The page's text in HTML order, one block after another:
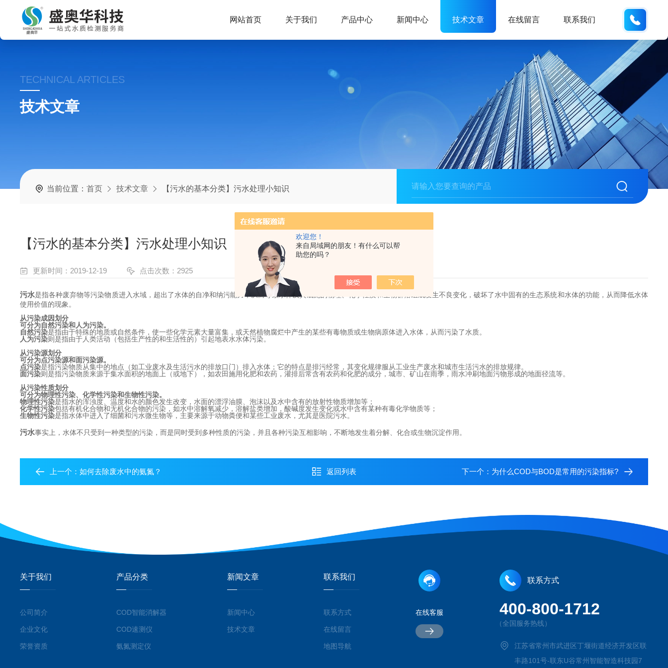
欢迎您！
来自局域网的朋友！有什么可以帮
助您的吗？
网站首页 关于我们 产品中心 新闻中心 技术文章 在线留言 联系我们
TECHNICAL ARTICLES
技术文章
当前位置：首页 技术文章 【污水的基本分类】污水处理小知识
【污水的基本分类】污水处理小知识
更新时间：2019-12-19 点击次数：2925
污水是指各种废弃物等污染物质进入水域，超出了水体的自净和纳污能力，从而导致水体及其底泥的物理、化学性质和生物群落组成发生不良变化，破坏了水中固有的生态系统和水体的功能，从而降低水体
使用价值的现象。
从污染成因划分
可分为自然污染和人为污染。
自然污染是指由于特殊的地质或自然条件，使一些化学元素大量富集，或天然植物腐烂中产生的某些有毒物质或生物病原体进入水体，从而污染了水质。
人为污染则是指由于人类活动（包括生产性的和生活性的）引起地表水水体污染。
从污染源划分
可分为点污染源和面污染源。
点污染是指污染物质从集中的地点（如工业废水及生活污水的排放口门）排入水体；它的特点是排污经常，其变化规律服从工业生产废水和城市生活污水的排放规律。
面污染则是指污染物质来源于集水面积的地面上（或地下），如农田施用化肥和农药，灌排后常含有农药和化肥的成分，城市、矿山在雨季，雨水冲刷地面污物形成的地面径流等。
从污染性质划分
可分为物理性污染、化学性污染和生物性污染。
物理性污染是指水的浑浊度、温度和水的颜色发生改变，水面的漂浮油膜、泡沫以及水中含有的放射性物质增加等；
化学性污染包括有机化合物和无机化合物的污染，如水中溶解氧减少，溶解盐类增加，酸碱度发生变化或水中含有某种有毒化学物质等；
生物性污染是指水体中进入了细菌和污水微生物等，主要来源于动物粪便和某些工业废水，尤其是医院污水。
污水事实上，水体不只受到一种类型的污染，而是同时受到多种性质的污染，并且各种污染互相影响，不断地发生着分解、化合或生物沉淀作用。
上一个：如何去除废水中的氨氮？ 返回列表 下一个： 为什么COD与BOD是常用的污染指标?
关于我们
公司简介
企业文化
荣誉资质
产品分类
COD智能消解器
COD速测仪
氨氮测定仪
新闻文章
新闻中心
技术文章
联系我们
联系方式
在线留言
地图导航
在线客服
联系方式
400-800-1712
（全国服务热线）
江苏省常州市武进区丁堰街道经济开发区联
丰路101号-联东U谷常州智能智造科技园7